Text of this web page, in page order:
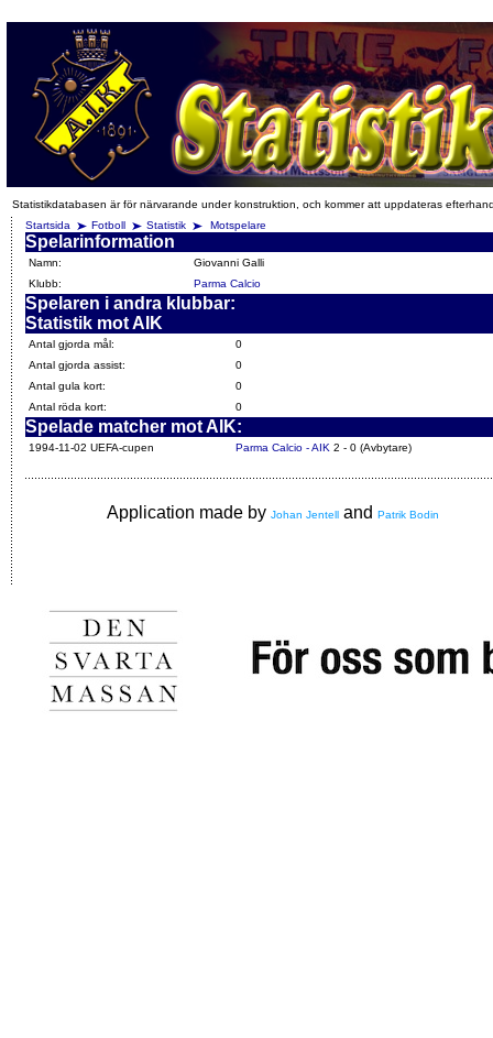
Statistikdatabasen är för närvarande under konstruktion, och kommer att uppdateras
Startsida
Fotboll Statistik Motspelare
Spelarinformation
Namn:
Giovanni Galli
Klubb:
Parma Calcio
Spelaren i andra klubbar:
Statistik mot AIK
Antal gjorda mål:
0
Antal gjorda assist:
0
Antal gula kort:
0
Antal röda kort:
0
Spelade matcher mot AIK:
1994-11-02 UEFA-cupen Parma Calcio - AIK 2 - 0 (Avbytare)
Application made by Johan Jentell and Patrik Bodin